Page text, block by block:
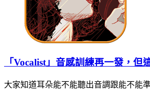
「Vocalist」音感訓練再一發，但
大家知道耳朵能不能聽出音調跟能不能